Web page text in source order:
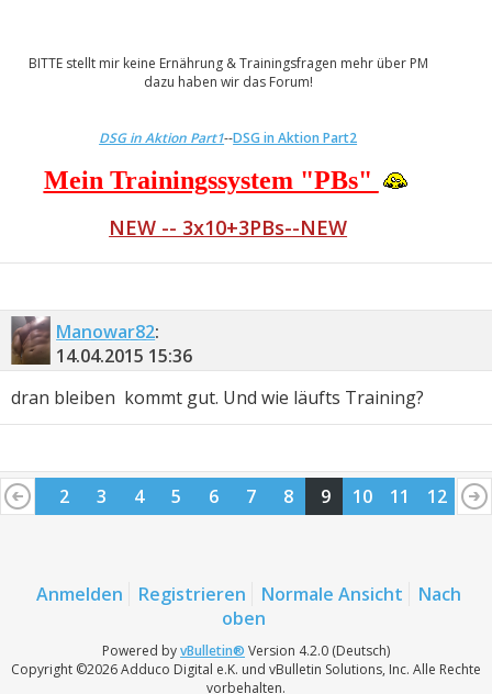
BITTE stellt mir keine Ernährung & Trainingsfragen mehr über PM
dazu haben wir das Forum!
DSG in Aktion Part1--DSG in Aktion Part2
Mein Trainingssystem "PBs"
NEW -- 3x10+3PBs--NEW
Manowar82:
14.04.2015 15:36
dran bleiben kommt gut. Und wie läufts Training?
1 2 3 4 5 6 7 8 9 10 11 12
Anmelden Registrieren Normale Ansicht
Nach
oben
Powered byvBulletin® Version 4.2.0 (Deutsch)
Copyright ©2026 Adduco Digital e.K. und vBulletin Solutions, Inc. Alle Rechte
vorbehalten.